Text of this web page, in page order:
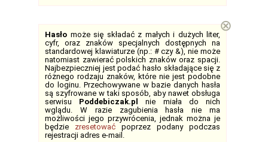
Hasło może się składać z małych i dużych liter,
cyfr, oraz znaków specjalnych dostępnych na
standardowej klawiaturze (np.: # czy &), nie może
natomiast zawierać polskich znaków oraz spacji.
Najbezpieczniej jest podać hasło składające się z
różnego rodzaju znaków, które nie jest podobne
do loginu. Przechowywane w bazie danych hasła
są szyfrowane w taki sposób, aby nawet obsługa
serwisu Poddebiczak.pl
nie miała do nich
wglądu. W razie zagubienia hasła nie ma
możliwości jego przywrócenia, jednak można je
będzie zresetować poprzez podany podczas
rejestracji adres e-mail.
⊗